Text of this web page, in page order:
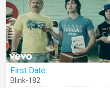
First Date
Blink-182